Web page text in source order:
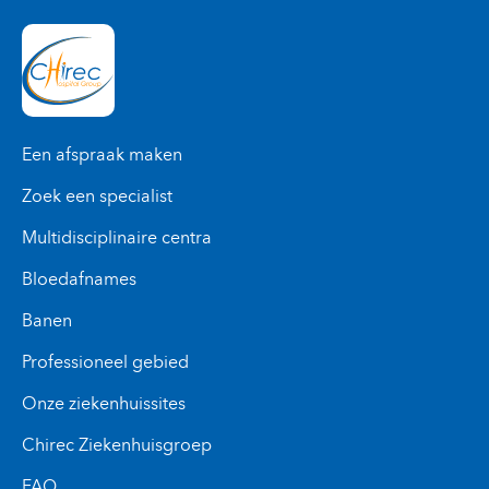
Een afspraak maken
Zoek een specialist
Multidisciplinaire centra
Bloedafnames
Banen
Professioneel gebied
Onze ziekenhuissites
Chirec Ziekenhuisgroep